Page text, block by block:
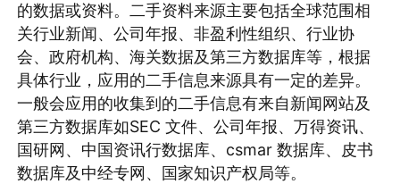
的数据或资料。二手资料来源主要包括全球范围相
关行业新闻、公司年报、非盈利性组织、行业协
会、政府机构、海关数据及第三方数据库等，根据
具体行业，应用的二手信息来源具有一定的差异。
一般会应用的收集到的二手信息有来自新闻网站及
第三方数据库如SEC 文件、公司年报、万得资讯、
国研网、中国资讯行数据库、csmar 数据库、皮书
数据库及中经专网、国家知识产权局等。